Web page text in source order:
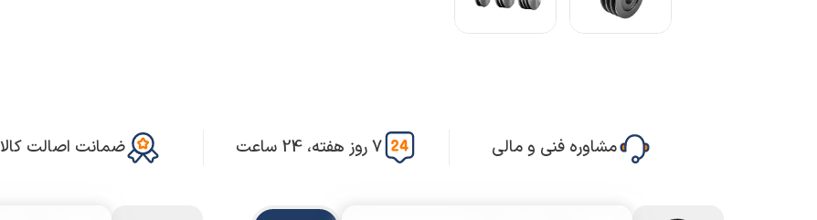
مشاوره فنی و مالی 7 روز هفته، 24 ساعت ضمانت اصالت کالا